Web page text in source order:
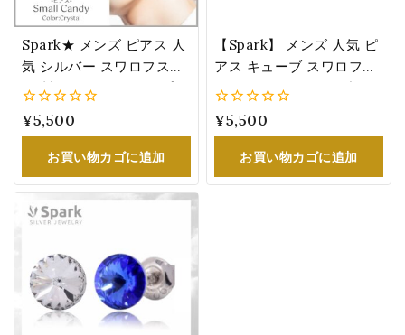
Spark★ メンズ ピアス 人
気 シルバー スワロフスキ
ー 製 クリスタル シンプル
カラー 誕生日 プレゼント
男性
0
5
¥5,500
お買い物カゴに追加
【Spark】 メンズ 人気 ピ
アス キューブ スワロフス
キー®・クリスタル 小さ
スタル K48414C
0
5
¥5,500
お買い物カゴに追加